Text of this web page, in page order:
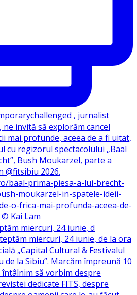
miercuri, 24 iunie, d